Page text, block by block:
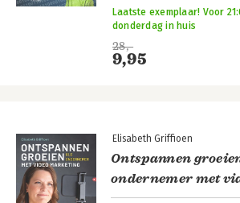
28,-
9,95
Laatste exemplaar! Voor
donderdag in huis
Elisabeth Griffioen
Ontspannen
ondernemer met